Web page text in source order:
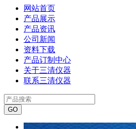
网站首页
产品展示
产品资讯
公司新闻
资料下载
产品订制中心
关于三清仪器
联系三清仪器